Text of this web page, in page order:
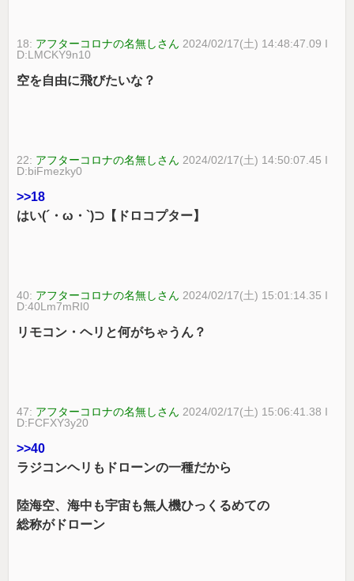
18: アフターコロナの名無しさん 2024/02/17(土) 14:48:47.09 I
D:LMCKY9n10
空を自由に飛びたいな？
22: アフターコロナの名無しさん 2024/02/17(土) 14:50:07.45 I
D:biFmezky0
>>18
はい(´・ω・`)⊃【ドロコプター】
40: アフターコロナの名無しさん 2024/02/17(土) 15:01:14.35 I
D:40Lm7mRI0
リモコン・ヘリと何がちゃうん？
47: アフターコロナの名無しさん 2024/02/17(土) 15:06:41.38 I
D:FCFXY3y20
>>40
ラジコンヘリもドローンの一種だから
陸海空、海中も宇宙も無人機ひっくるめての
総称がドローン